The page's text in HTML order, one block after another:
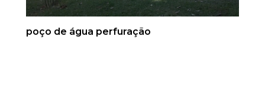
poço de água perfuração